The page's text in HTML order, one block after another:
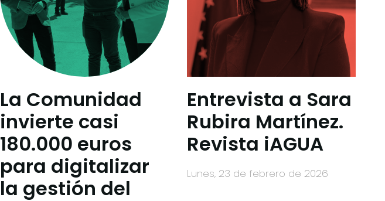
La Comunidad
invierte casi
180.000 euros
para digitalizar
la gestión del
Entrevista a Sara
Rubira Martínez.
Revista iAGUA
lunes, 23 de febrero de 2026